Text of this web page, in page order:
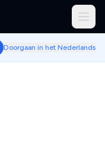
Doorgaan in het Nederlands